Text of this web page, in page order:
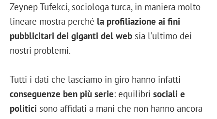
Zeynep Tufekci, sociologa turca, in maniera molto
lineare mostra perché la profiliazione ai fini
pubblicitari dei giganti del web sia l’ultimo dei
nostri problemi.
Tutti i dati che lasciamo in giro hanno infatti
conseguenze ben più serie: equilibri sociali e
politici sono affidati a mani che non hanno ancora